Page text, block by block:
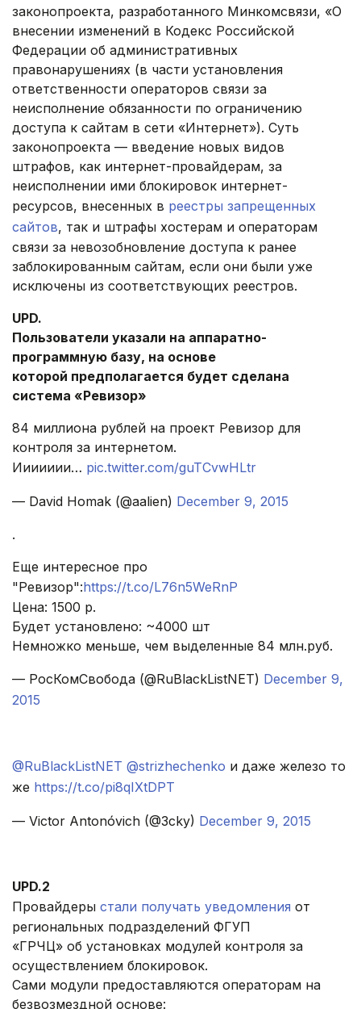
законопроекта, разработанного Минкомсвязи, «О
внесении изменений в Кодекс Российской
Федерации об административных
правонарушениях (в части установления
ответственности операторов связи за
неисполнение обязанности по ограничению
доступа к сайтам в сети «Интернет»). Суть
законопроекта — введение новых видов
штрафов, как интернет-провайдерам, за
неисполнении ими блокировок интернет-
ресурсов, внесенных в реестры запрещенных
сайтов, так и штрафы хостерам и операторам
связи за невозобновление доступа к ранее
заблокированным сайтам, если они были уже
исключены из соответствующих реестров.
UPD.
Пользователи указали на аппаратно-
программную базу, на основе
которой предполагается будет сделана
система «Ревизор»
84 миллиона рублей на проект Ревизор для
контроля за интернетом.
Иииииии… pic.twitter.com/guTCvwHLtr
— David Homak (@aalien) December 9, 2015
.
Еще интересное про
"Ревизор":https://t.co/L76n5WeRnP
Цена: 1500 р.
Будет установлено: ~4000 шт
Немножко меньше, чем выделенные 84 млн.руб.
— РосКомСвобода (@RuBlackListNET) December 9,
2015
@RuBlackListNET @strizhechenko и даже железо то
же https://t.co/pi8qIXtDPT
— Victor Antonóvich (@3cky) December 9, 2015
UPD.2
Провайдеры стали получать уведомления от
региональных подразделений ФГУП
«ГРЧЦ» об установках модулей контроля за
осуществлением блокировок.
Сами модули предоставляются операторам на
безвозмездной основе: